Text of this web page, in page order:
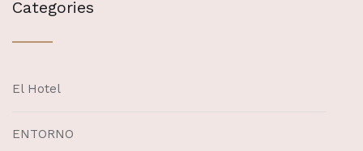
Categories
El Hotel
ENTORNO